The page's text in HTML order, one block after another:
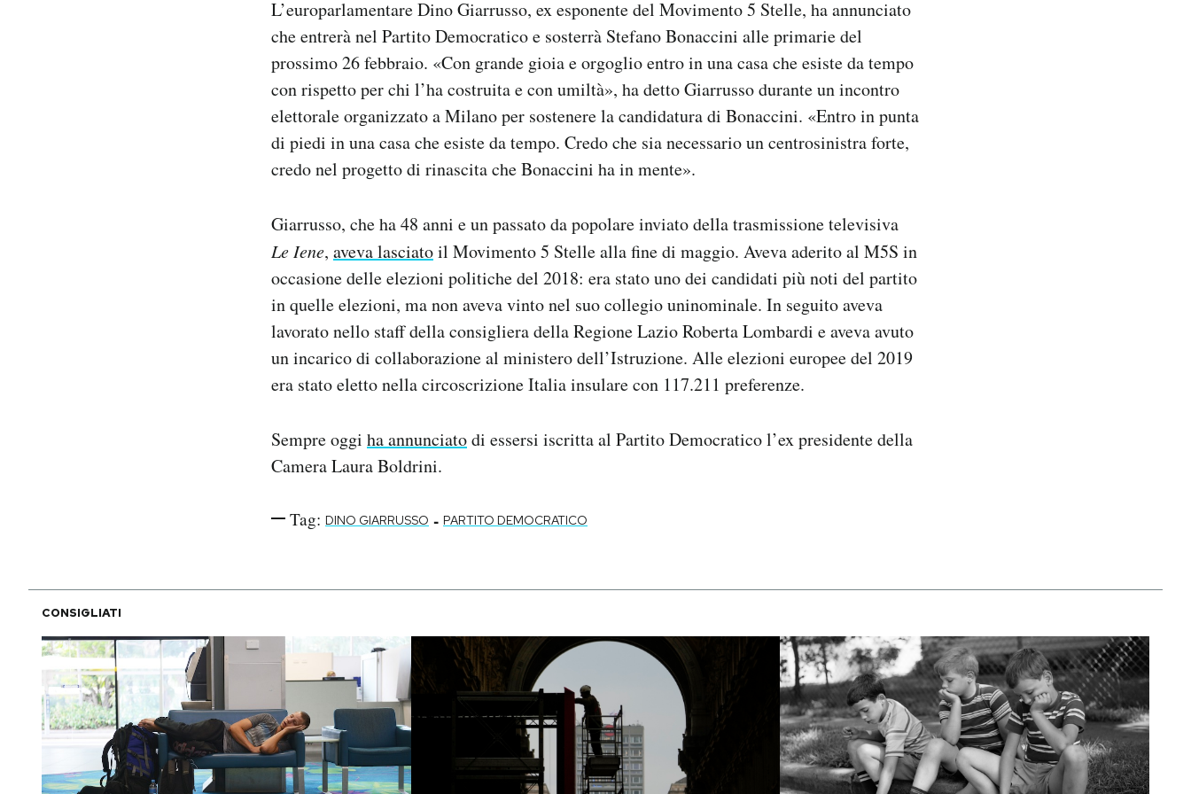
L’europarlamentare Dino Giarrusso, ex esponente del Movimento 5 Stelle, ha annunciato
che entrerà nel Partito Democratico e sosterrà Stefano Bonaccini alle primarie del
prossimo 26 febbraio. «Con grande gioia e orgoglio entro in una casa che esiste da tempo
con rispetto per chi l’ha costruita e con umiltà», ha detto Giarrusso durante un incontro
elettorale organizzato a Milano per sostenere la candidatura di Bonaccini. «Entro in punta
di piedi in una casa che esiste da tempo. Credo che sia necessario un centrosinistra forte,
credo nel progetto di rinascita che Bonaccini ha in mente».
Giarrusso, che ha 48 anni e un passato da popolare inviato della trasmissione televisiva
Le Iene, aveva lasciatoil Movimento 5 Stelle alla fine di maggio. Aveva aderito al M5S in
occasione delle elezioni politiche del 2018: era stato uno dei candidati più noti del partito
in quelle elezioni, ma non aveva vinto nel suo collegio uninominale. In seguito aveva
lavorato nello staff della consigliera della Regione Lazio Roberta Lombardi e aveva avuto
un incarico di collaborazione al ministero dell’Istruzione. Alle elezioni europee del 2019
era stato eletto nella circoscrizione Italia insulare con 117.211 preferenze.
Sempre oggi ha annunciatodi essersi iscritta al Partito Democratico l’ex presidente della
Camera Laura Boldrini.
Tag: DINO GIARRUSSO - PARTITO DEMOCRATICO
CONSIGLIATI